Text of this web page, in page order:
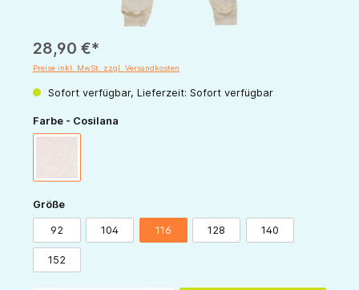
28,90 €*
Preise inkl. MwSt. zzgl. Versandkosten
Sofort verfügbar, Lieferzeit: Sofort verfügbar
Farbe - Cosilana
Größeauswählen
92 104 116 128 140
152